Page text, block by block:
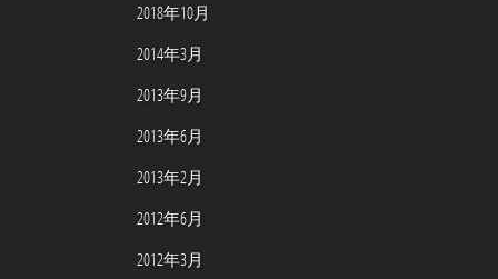
2018年10月
2014年3月
2013年9月
2013年6月
2013年2月
2012年6月
2012年3月